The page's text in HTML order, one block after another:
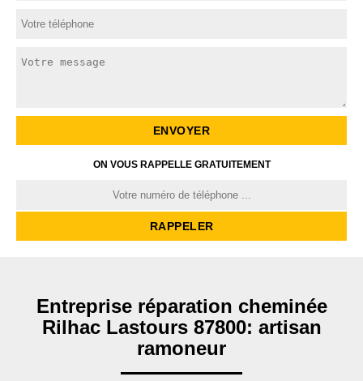
ON VOUS RAPPELLE GRATUITEMENT
Entreprise réparation cheminée
Rilhac Lastours 87800: artisan
ramoneur